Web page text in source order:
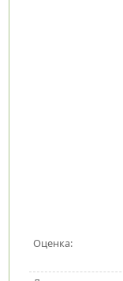
Оценка: